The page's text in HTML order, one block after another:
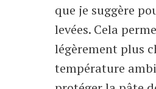
que je suggère
levées. Cela
légèrement plus
température